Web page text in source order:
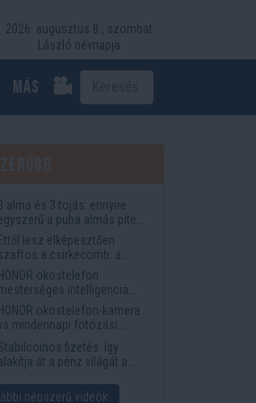
2026. augusztus 8., szombat
László névnapja
más
alma és 3 tojás: ennyire
a puha almás pite
Ettől lesz elképesztően
szaftos a csirkecomb: a
pác a titok
HONOR okostelefon
intelligencia
amelyek
az életet
HONOR okostelefon-kamera
mindennapi fotózási
igények
fizetés: így
át a pénz világát a
Western Union
népszerű videók